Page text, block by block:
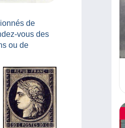
de
vous des
ou de